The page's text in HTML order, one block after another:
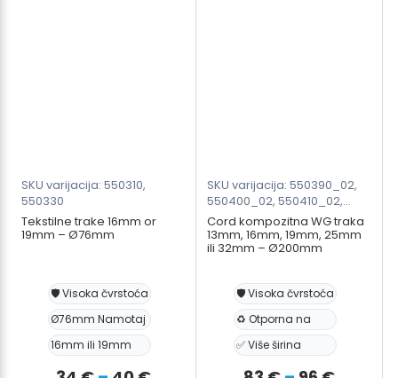
SKU varijacija: 550310,
550330
Tekstilne trake 16mm or
19mm – Ø76mm
🛡️ Visoka čvrstoća
Ø76mm Namotaj
16mm ili 19mm
SKU varijacija: 550390_02,
550400_02, 550410_02,
550420_02, 550430_02
Cord kompozitna WG traka
13mm, 16mm, 19mm, 25mm
ili 32mm – Ø200mm
🛡️ Visoka čvrstoća
♻️ Otporna na
✅ Više širina